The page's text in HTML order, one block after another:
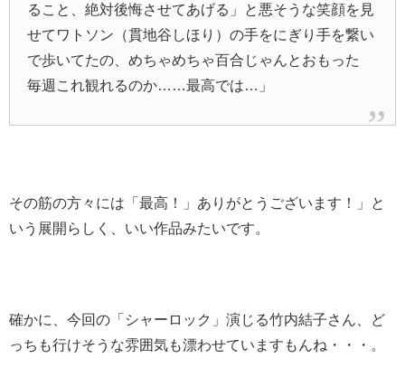
ること、絶対後悔させてあげる」と悪そうな笑顔を見
せてワトソン（貫地谷しほり）の手をにぎり手を繋い
で歩いてたの、めちゃめちゃ百合じゃんとおもった
毎週これ観れるのか……最高では…」
その筋の方々には「最高！」ありがとうございます！」と
いう展開らしく、いい作品みたいです。
確かに、今回の「シャーロック」演じる竹内結子さん、ど
っちも行けそうな雰囲気も漂わせていますもんね・・・。